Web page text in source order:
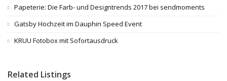
Papeterie: Die Farb- und Designtrends 2017 bei sendmoments
Gatsby Hochzeit im Dauphin Speed Event
KRUU Fotobox mit Sofortausdruck
Related Listings